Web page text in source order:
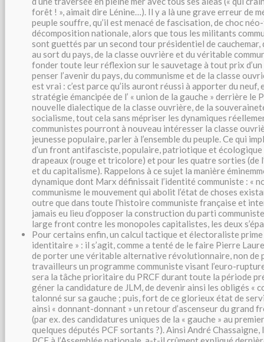
forêt ! », aimait dire Lénine…). Il y a là une grave erreur de
peuple souffre, qu’il est menacé de fascisation, de choc
décomposition nationale, alors que tous les militants
sont guettés par un second tour présidentiel de
au sort du pays, de la classe ouvrière et du véritable
fonder toute leur réflexion sur le sauvetage à tout prix
penser l’avenir du pays, du communisme et de la classe
est vrai : c’est parce qu’ils auront réussi à apporter du neuf,
stratégie émancipée de l’ « union de la gauche » derrière le
nouvelle dialectique de la classe ouvrière, de la
socialisme, tout cela sans mépriser les dynamiques
communistes pourront à nouveau intéresser la classe
jeunesse populaire, parler à l’ensemble du peuple. Ce qui
d’un front antifasciste, populaire, patriotique et écologique
drapeaux (rouge et tricolore) et pour les quatre sorties (de
et du capitalisme). Rappelons à ce sujet la manière
dynamique dont Marx définissait l’identité communiste : «
communisme le mouvement qui abolit l’état de choses
outre que dans toute l’histoire communiste française et
jamais eu lieu d’opposer la construction du parti
large front contre les monopoles capitalistes, les deux
Pour certains enfin, un calcul tactique et électoraliste prime
identitaire » : il s’agit, comme a tenté de le faire Pierre
de porter une véritable alternative révolutionnaire, non de
travailleurs un programme communiste visant l’euro-
sera la tâche prioritaire du PRCF durant toute la période
géner la candidature de JLM, de devenir ainsi les obligés «
talonné sur sa gauche ; puis, fort de ce glorieux état de
ainsi « donnant-donnant » un retour d’ascenseur du grand
(par ex. des candidatures uniques de la « gauche » au
quelques députés PCF sortants ?). Ainsi André